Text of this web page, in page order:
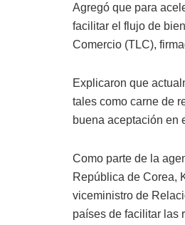
Agregó que para
facilitar el flujo de
Comercio (TLC),
Explicaron que
tales como carne de
buena aceptación en
Como parte de la
República de Corea,
viceministro de
países de facilitar las